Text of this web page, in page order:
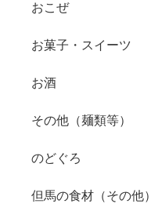
おこぜ
お菓子・スイーツ
お酒
その他（麺類等）
のどぐろ
但馬の食材（その他）